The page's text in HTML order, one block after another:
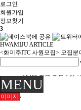
로그인
회원 가입
정보찾기
3
HWAMIJU ARTICLE
<화미주ITC 사원모집> 모집분
58489 전액 환불 5회
58484 연간회원 취소
MENU
이미지